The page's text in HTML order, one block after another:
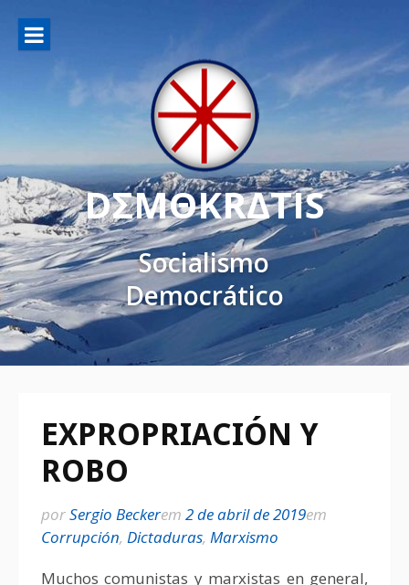
DΣMΘKRΔTIS
Socialismo
Democrático
EXPROPRIACIÓN Y
ROBO
porSergio Beckerem 2 de abril de 2019em
Corrupción, Dictaduras, Marxismo
Muchos comunistas y marxistas en general,